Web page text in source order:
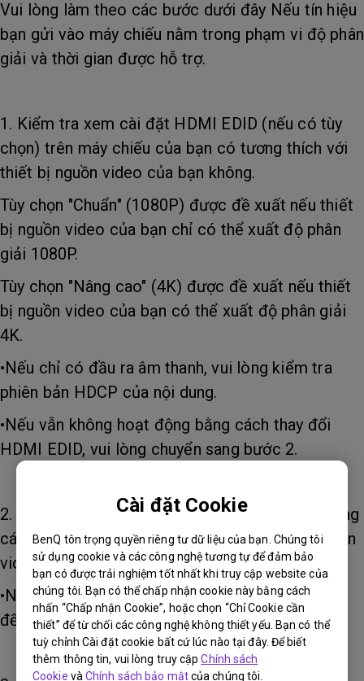
Cài đặt Cookie
BenQ tôn trọng quyền riêng tư dữ liệu của bạn. Chúng tôi
sử dụng cookie và các công nghệ tương tự để đảm bảo
bạn có được trải nghiệm tốt nhất khi truy cập website của
chúng tôi. Bạn có thể chấp nhận cookie này bằng cách
nhấn “Chấp nhận Cookie”, hoặc chọn “Chỉ Cookie cần
thiết” để từ chối các công nghệ không thiết yếu. Bạn có thể
tuỳ chỉnh Cài đặt cookie bất cứ lúc nào tại đây. Để biết
thêm thông tin, vui lòng truy cậpChính sách
Cookie vàChính sách bảo mậtcủa chúng tôi.
Vui lòng làm theo các bước dưới đây Nếu tín hiệu
bạn gửi vào máy chiếu nằm trong phạm vi độ phân
giải và thời gian được hỗ trợ.
1. Kiểm tra xem cài đặt HDMI EDID (nếu có tùy
chọn) trên máy chiếu của bạn có tương thích với
thiết bị nguồn video của bạn không.
Tùy chọn "Chuẩn" (1080P) được đề xuất nếu thiết
bị nguồn video của bạn chỉ có thể xuất độ phân
giải 1080P.
Tùy chọn "Nâng cao" (4K) được đề xuất nếu thiết
bị nguồn video của bạn có thể xuất độ phân giải
4K.
•Nếu chỉ có đầu ra âm thanh, vui lòng kiểm tra
phiên bản HDCP của nội dung.
•Nếu vẫn không hoạt động bằng cách thay đổi
HDMI EDID, vui lòng chuyển sang bước 2.
2. Kiểm tra xem màn hình có thể được chiếu bằng
cách kết nối trực tiếp máy chiếu và thiết bị nguồn
video của bạn không.
•Nếu vẫn không hoạt động, vui lòng chuyển sang
đến bước 3.